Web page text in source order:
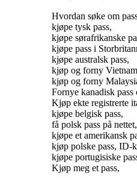
Hvordan søke om
kjøpe tysk pass,
kjøpe sørafrikanske
kjøpe pass i
kjøpe australsk pass,
kjøp og forny
kjøp og forny
Fornye kanadisk pass
Kjøp ekte registrerte
kjøpe belgisk pass,
få polsk pass på nettet,
kjøpe et amerikansk
kjøp polske pass, ID-
kjøpe portugisiske
Kjøp meg et pass,